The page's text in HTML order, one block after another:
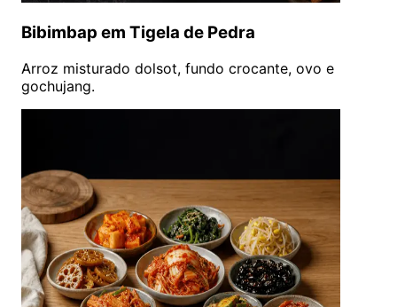
Bibimbap em Tigela de Pedra
Arroz misturado dolsot, fundo crocante, ovo e
gochujang.